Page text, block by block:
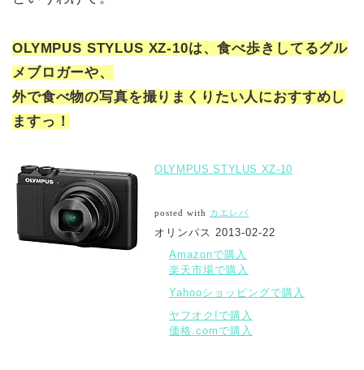
OLYMPUS STYLUS XZ-10は、食べ歩きしてるグル
メブロガーや、
外で食べ物の写真を撮りまくりたい人におすすめし
ますっ！
OLYMPUS STYLUS XZ-10
posted with カエレバ
オリンパス 2013-02-22
Amazonで購入
楽天市場で購入
Yahooショッピングで購入
ヤフオク!で購入
価格.comで購入